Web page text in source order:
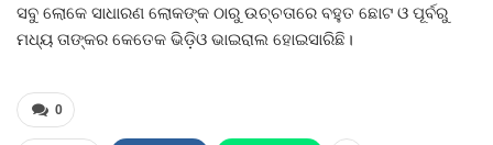
ସବୁ ଲୋକେ ସାଧାରଣ ଲୋକଙ୍କ ଠାରୁ ଉଚ୍ଚତାରେ ବହୁତ ଛୋଟ ଓ ପୂର୍ବରୁ
ମଧ୍ୟ ତାଙ୍କର କେତେକ ଭିଡ଼ିଓ ଭାଇରାଲ ହୋଇସାରିଛି।
0